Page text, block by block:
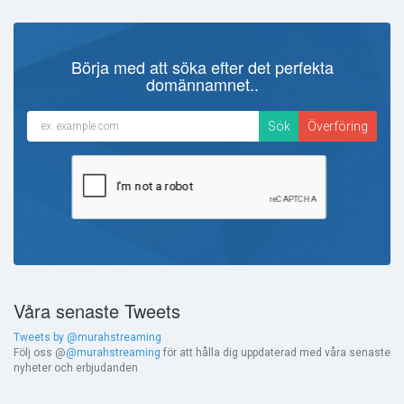
Börja med att söka efter det perfekta
domännamnet..
Våra senaste Tweets
Tweets by @murahstreaming
Följ oss @@murahstreaming för att hålla dig uppdaterad med våra senaste
nyheter och erbjudanden